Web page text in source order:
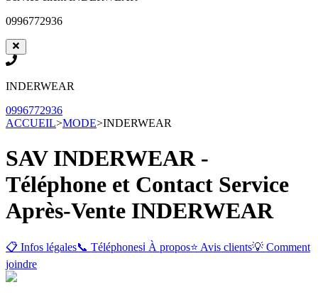
0996772936
INDERWEAR
0996772936
ACCUEIL>MODE>INDERWEAR
SAV INDERWEAR -
Téléphone et Contact Service
Après-Vente INDERWEAR
📋 Infos légales📞 Téléphonesℹ️ À propos⭐ Avis clients💡 Comment
joindre